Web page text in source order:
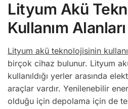
Lityum Akü
Kullanım
Lityum akü teknolojisinin
birçok cihaz bulunur. Lityum
kullanıldığı yerler arasında
araçlar vardır. Yenilenebilir
olduğu için depolama için de